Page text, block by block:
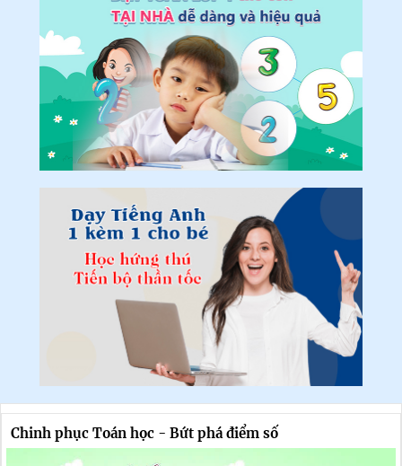
Chinh phục Toán học - Bứt phá điểm số